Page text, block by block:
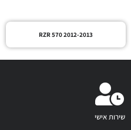
RZR 570 2012-2013
שירות אישי